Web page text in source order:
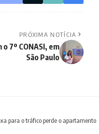
PRÓXIMA NOTÍCIA
7º CONASI, em
São Paulo
para o tráfico perde o apartamento